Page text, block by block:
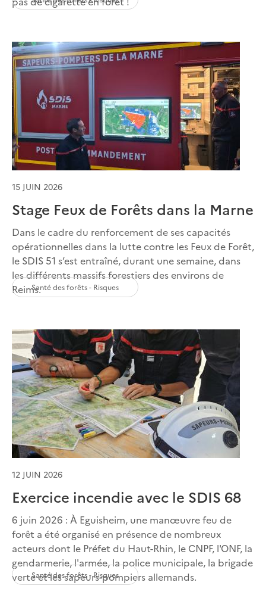
15 JUIN 2026
Stage Feux de Forêts dans la Marne
Dans le cadre du renforcement de ses capacités
opérationnelles dans la lutte contre les Feux de Forêt,
le SDIS 51 s’est entraîné, durant une semaine, dans
les différents massifs forestiers des environs de
Reims.Santé des forêts - Risques
12 JUIN 2026
Exercice incendie avec le SDIS 68
6 juin 2026 : À Eguisheim, une manœuvre feu de
forêt a été organisé en présence de nombreux
acteurs dont le Préfet du Haut-Rhin, le CNPF, l'ONF, la
gendarmerie, l'armée, la police municipale, la brigade
verte et les sapeurs-pompiers allemands.
Santé des forêts - Risques